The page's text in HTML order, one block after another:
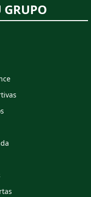
GRUPO